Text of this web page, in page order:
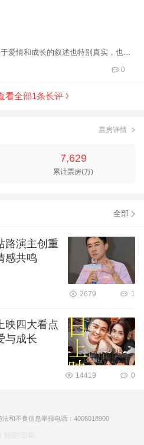
爱情和成长的叙述也特别真实，也让
样。欧豪将马天泽倔强外表和脆弱内
大男孩变成一个有担当的男人，事业
很值得大家看的爱情电影，也让我们
与成长的启示。看完这部电影感觉像
时解决！总之，还是推荐大家都来看
0
看全部1条长评
票房详情
7,629
累计票房(万)
全部
路演主创重
感共鸣
2679 1
映四大看点
与成长
14419 0
法和不良信息举报电话：4006018900